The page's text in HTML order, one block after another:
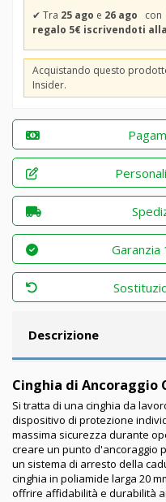
✔ Tra 25 ago e 26 ago con
regalo 5€ iscrivendoti
Acquistando questo
Insider.
Descrizione
Cinghia di Ancoraggio
Si tratta di una cinghia da
dispositivo di protezione
massima sicurezza durante
creare un punto d'ancoraggio
un sistema di arresto della
cinghia in poliamide larga 20
offrire affidabilità e durabilità